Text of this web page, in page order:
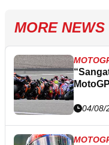
MORE NEWS
04/08/